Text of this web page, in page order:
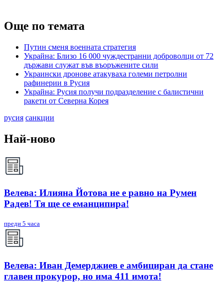
Още по темата
Путин сменя военната стратегия
Украйна: Близо 16 000 чуждестранни доброволци от 72
държави служат във въоръжените сили
Украински дронове атакуваха големи петролни
рафинерии в Русия
Украйна: Русия получи подразделение с балистични
ракети от Северна Корея
русия санкции
Най-ново
Велева: Илияна Йотова не е равно на Румен
Радев! Тя ще се еманципира!
преди 5 часа
Велева: Иван Демерджиев е амбициран да стане
главен прокурор, но има 411 имота!